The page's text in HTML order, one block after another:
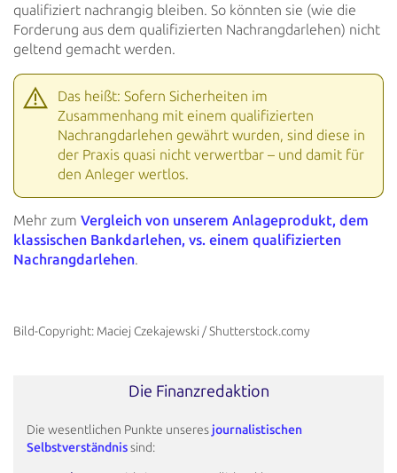
qualifiziert nachrangig bleiben. So könnten sie (wie die
Forderung aus dem qualifizierten Nachrangdarlehen) nicht
geltend gemacht werden.
Das heißt: Sofern Sicherheiten im
Zusammenhang mit einem qualifizierten
Nachrangdarlehen gewährt wurden, sind diese in
der Praxis quasi nicht verwertbar – und damit für
den Anleger wertlos.
Mehr zum Vergleich von unserem Anlageprodukt, dem
klassischen Bankdarlehen, vs. einem qualifizierten
Nachrangdarlehen.
Bild-Copyright: Maciej Czekajewski / Shutterstock.comy
Die Finanzredaktion
Die wesentlichen Punkte unseres journalistischen
Selbstverständnissind: